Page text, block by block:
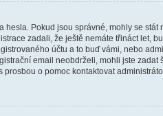
Pokud jsou správné, mohly se
zadali, že ještě nemáte třináct let,
účtu a to buď vámi, nebo
email neobdrželi, mohli jste
o pomoc kontaktovat